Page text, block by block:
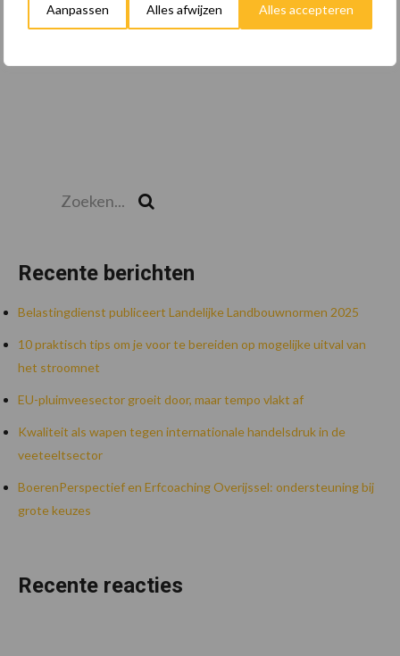
Aanpassen Alles afwijzen Alles accepteren
Recente berichten
Belastingdienst publiceert Landelijke Landbouwnormen 2025
10 praktisch tips om je voor te bereiden op mogelijke uitval van
het stroomnet
EU-pluimveesector groeit door, maar tempo vlakt af
Kwaliteit als wapen tegen internationale handelsdruk in de
veeteeltsector
BoerenPerspectief en Erfcoaching Overijssel: ondersteuning bij
grote keuzes
Recente reacties